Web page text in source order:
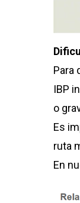
Para
IBP
o
Es
ruta
En